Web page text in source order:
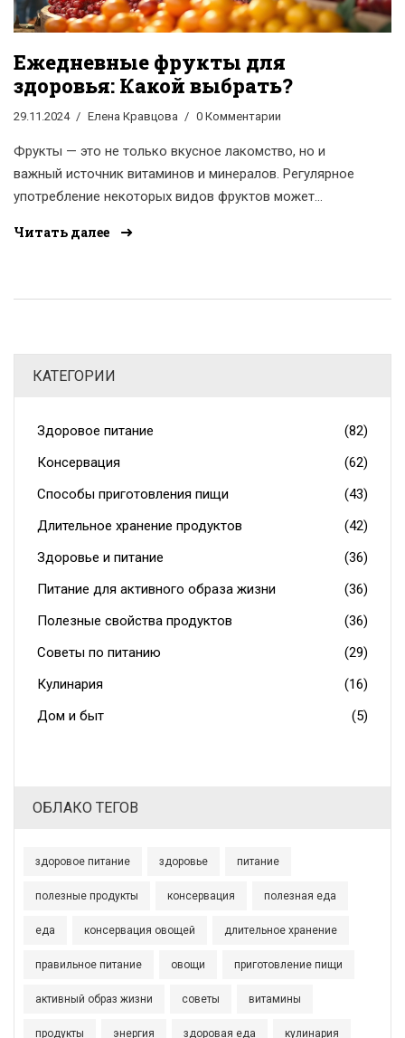
Ежедневные фрукты для
здоровья: Какой выбрать?
29.11.2024 Елена Кравцова 0 Комментарии
Фрукты — это не только вкусное лакомство, но и
важный источник витаминов и минералов. Регулярное
употребление некоторых видов фруктов может
самочувствие. В статье рассмотрены полезные
вдохновляющим поводом выпить лишний витаминный
коктейль.
Читать далее
КАТЕГОРИИ
Здоровое питание
(82)
Консервация
(62)
Способы приготовления пищи
(43)
Длительное хранение продуктов
(42)
Здоровье и питание
(36)
Питание для активного образа жизни
(36)
Полезные свойства продуктов
(36)
Советы по питанию
(29)
Кулинария
(16)
Дом и быт
(5)
ОБЛАКО ТЕГОВ
здоровое питание здоровье питание
полезные продукты консервация полезная еда
еда консервация овощей длительное хранение
правильное питание овощи приготовление пищи
активный образ жизни советы витамины
продукты энергия здоровая еда кулинария